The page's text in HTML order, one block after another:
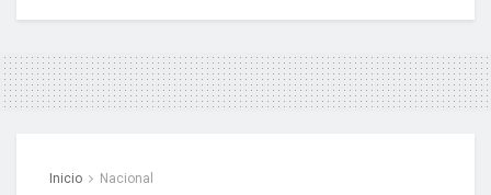
Inicio Nacional